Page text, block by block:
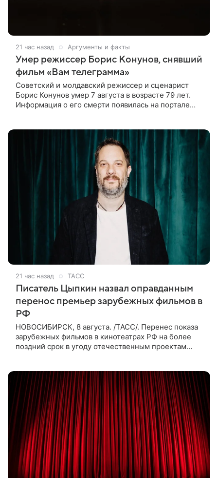
21 час назад Аргументы и факты
Умер режиссер Борис Конунов, снявший
фильм «Вам телеграмма»
Советский и молдавский режиссер и сценарист
Борис Конунов умер 7 августа в возрасте 79 лет.
Информация о его смерти появилась на портале
21 час назад ТАСС
Писатель Цыпкин назвал оправданным
перенос премьер зарубежных фильмов в
РФ
НОВОСИБИРСК, 8 августа. /ТАСС/. Перенес показа
зарубежных фильмов в кинотеатрах РФ на более
поздний срок в угоду отечественным проектам